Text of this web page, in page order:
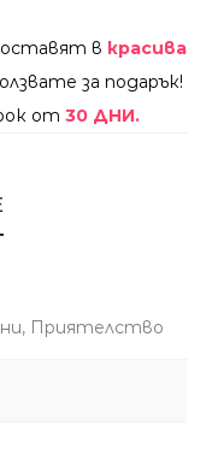
в красива
за подарък!
от 30 ДНИ.
Приятелство